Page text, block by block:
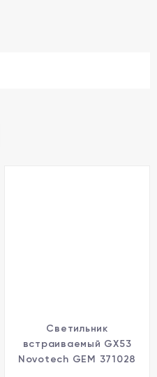
Светильник
встраиваемый GX53
Novotech GEM 371028